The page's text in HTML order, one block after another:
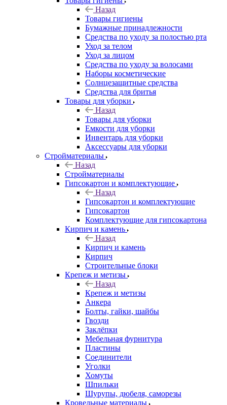
Назад
Товары гигиены
Бумажные принадлежности
Средства по уходу за полостью рта
Уход за телом
Уход за лицом
Средства по уходу за волосами
Наборы косметические
Солнцезащитные средства
Средства для бритья
Товары для уборки
Назад
Товары для уборки
Емкости для уборки
Инвентарь для уборки
Аксессуары для уборки
Стройматериалы
Назад
Стройматериалы
Гипсокартон и комплектующие
Назад
Гипсокартон и комплектующие
Гипсокартон
Комплектующие для гипсокартона
Кирпич и камень
Назад
Кирпич и камень
Кирпич
Строительные блоки
Крепеж и метизы
Назад
Крепеж и метизы
Анкера
Болты, гайки, шайбы
Гвозди
Заклёпки
Мебельная фурнитура
Пластины
Соединители
Уголки
Хомуты
Шпильки
Шурупы, дюбеля, саморезы
Кровельные материалы